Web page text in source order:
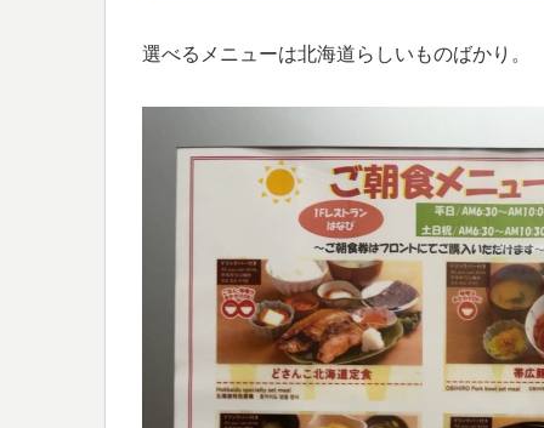
選べるメニューは北海道らしいものばかり。